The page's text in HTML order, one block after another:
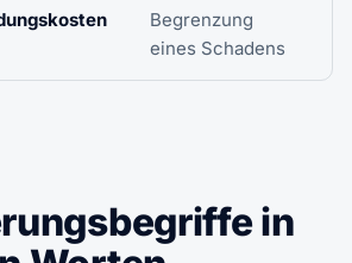
Begrenzung
eines Schadens
in